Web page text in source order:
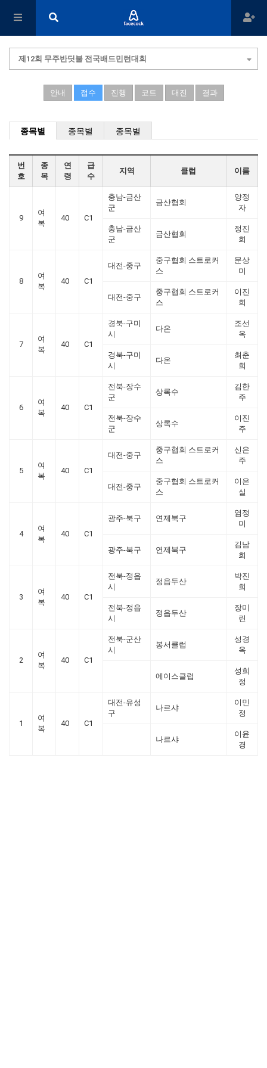
제12회 무주반딧불 전국배드민턴대회
안내 접수 진행 코트 대진 결과
종목별 종목별 종목별
번
호
종
목
연
령
급
수
지역 클럽 이름
9
여
복
40 C1
충남-금산
군
금산협회
양정
자
충남-금산
군
금산협회
정진
희
8
여
복
40 C1
대전-중구
중구협회 스트로커
스
문상
미
대전-중구
중구협회 스트로커
스
이진
희
7
여
복
40 C1
경북-구미
시
다온
조선
옥
경북-구미
시
다온
최춘
희
6
여
복
40 C1
전북-장수
군
상록수
김한
주
전북-장수
군
상록수
이진
주
5
여
복
40 C1
대전-중구
중구협회 스트로커
스
신은
주
대전-중구
중구협회 스트로커
스
이은
실
4
여
복
40 C1
광주-북구 연제북구
염정
미
광주-북구 연제북구
김남
희
3
여
복
40 C1
전북-정읍
시
정읍두산
박진
희
전북-정읍
시
정읍두산
장미
린
2
여
복
40 C1
전북-군산
시
봉서클럽
성경
옥
에이스클럽
성희
정
1
여
복
40 C1
대전-유성
구
나르샤
이민
정
나르샤
이윤
경